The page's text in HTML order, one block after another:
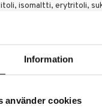
Information
använder cookies
isomaltti, erytritoli,